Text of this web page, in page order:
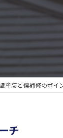
塗装と傷補修のポイ
チ